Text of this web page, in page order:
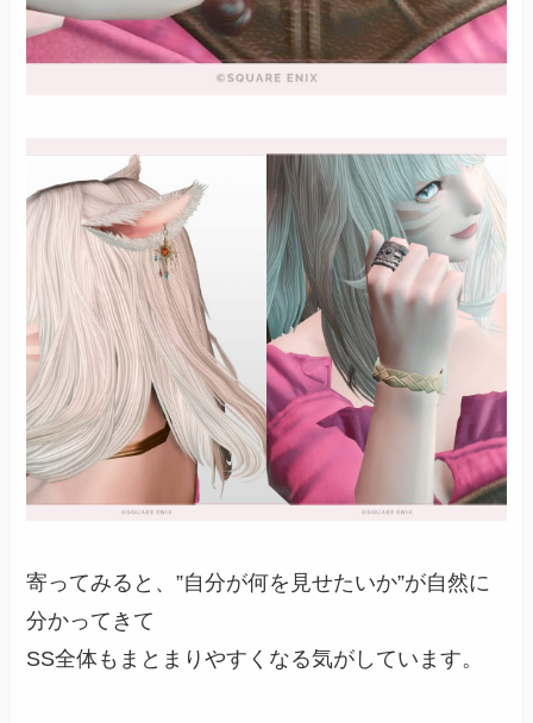
寄ってみると、”自分が何を見せたいか”が自然に
分かってきて
SS全体もまとまりやすくなる気がしています。